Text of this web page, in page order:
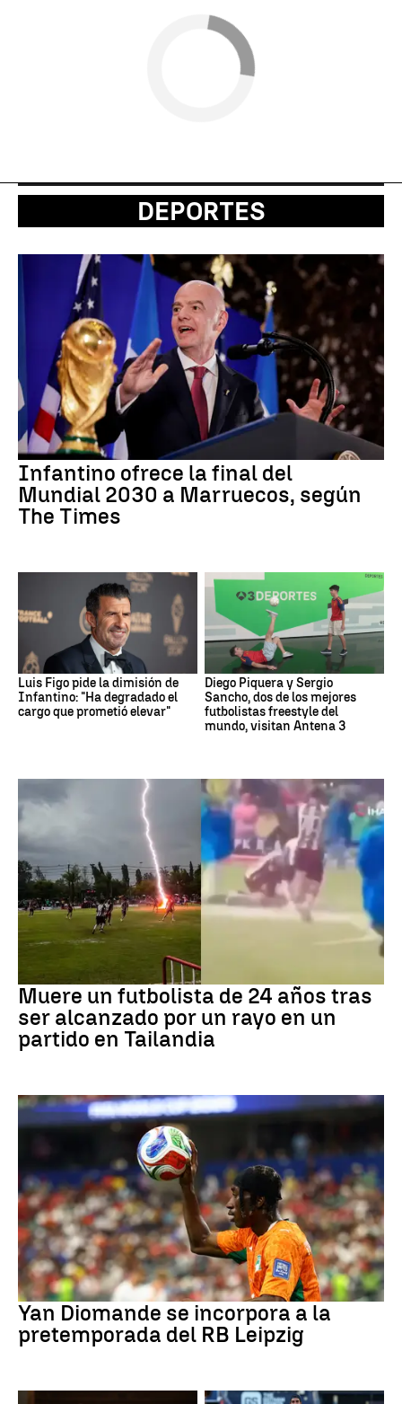
DEPORTES
Infantino ofrece la final del
Mundial 2030 a Marruecos, según
The Times
Luis Figo pide la dimisión de
Infantino: "Ha degradado el
cargo que prometió elevar"
Diego Piquera y Sergio
Sancho, dos de los mejores
futbolistas freestyle del
mundo, visitan Antena 3
Muere un futbolista de 24 años tras
ser alcanzado por un rayo en un
partido en Tailandia
Fútbol
Yan Diomande se incorpora a la
pretemporada del RB Leipzig